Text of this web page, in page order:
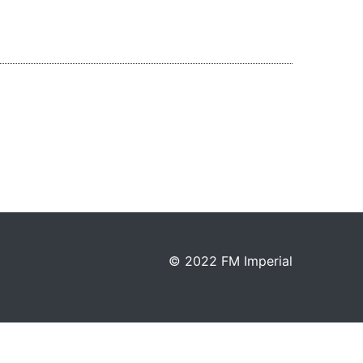
© 2022 FM Imperial